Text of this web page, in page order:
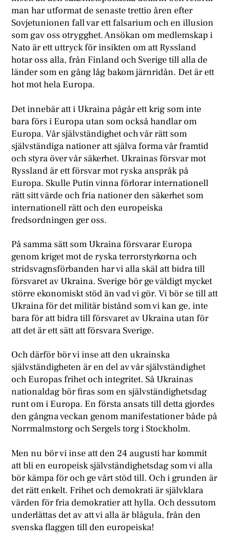
man har utformat de senaste trettio åren efter
Sovjetunionen fall var ett falsarium och en illusion
som gav oss otrygghet. Ansökan om medlemskap i
Nato är ett uttryck för insikten om att Ryssland
hotar oss alla, från Finland och Sverige till alla de
länder som en gång låg bakom järnridån. Det är ett
hot mot hela Europa.
Det innebär att i Ukraina pågår ett krig som inte
bara förs i Europa utan som också handlar om
Europa. Vår självständighet och vår rätt som
självständiga nationer att själva forma vår framtid
och styra över vår säkerhet. Ukrainas försvar mot
Ryssland är ett försvar mot ryska anspråk på
Europa. Skulle Putin vinna förlorar internationell
rätt sitt värde och fria nationer den säkerhet som
internationell rätt och den europeiska
fredsordningen ger oss.
På samma sätt som Ukraina försvarar Europa
genom kriget mot de ryska terrorstyrkorna och
stridsvagnsförbanden har vi alla skäl att bidra till
försvaret av Ukraina. Sverige bör ge väldigt mycket
större ekonomiskt stöd än vad vi gör. Vi bör se till att
Ukraina för det militär bistånd som vi kan ge, inte
bara för att bidra till försvaret av Ukraina utan för
att det är ett sätt att försvara Sverige.
Och därför bör vi inse att den ukrainska
självständigheten är en del av vår självständighet
och Europas frihet och integritet. Så Ukrainas
nationaldag bör firas som en självständighetsdag
runt om i Europa. En första ansats till detta gjordes
den gångna veckan genom manifestationer både på
Norrmalmstorg och Sergels torg i Stockholm.
Men nu bör vi inse att den 24 augusti har kommit
att bli en europeisk självständighetsdag som vi alla
bör kämpa för och ge vårt stöd till. Och i grunden är
det rätt enkelt. Frihet och demokrati är självklara
värden för fria demokratier att hylla. Och dessutom
underlättas det av att vi alla är blågula, från den
svenska flaggen till den europeiska!